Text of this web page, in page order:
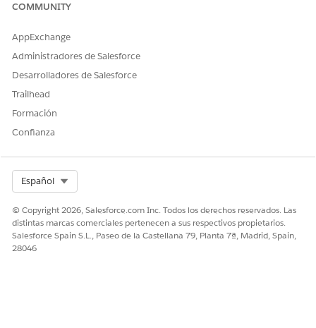
Drop the
Select the relevant flow in the Flow field.
Save and activate your changes.
¿RESOLVIÓ ESTE ARTÍCULO SU PROBLEMA?
COMMUNITY
AppExchange
Administradores de Salesforce
Desarrolladores de Salesforce
Trailhead
Formación
Confianza
Español
© Copyright 2026, Salesforce.com Inc. Todos los derechos reservados. Las
distintas marcas comerciales pertenecen a sus respectivos propietarios.
Salesforce Spain S.L., Paseo de la Castellana 79, Planta 7ª, Madrid, Spain,
28046